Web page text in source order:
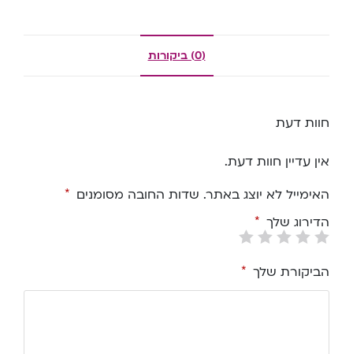
(0) ביקורות
חוות דעת
אין עדיין חוות דעת.
האימייל לא יוצג באתר. שדות החובה מסומנים *
הדירוג שלך *
הביקורת שלך *